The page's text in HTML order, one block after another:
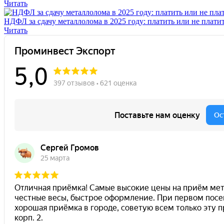
Читать
НДФЛ за сдачу металлолома в 2025 году: платить или не
Читать